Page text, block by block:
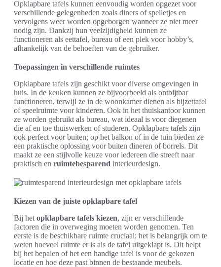
Opklapbare tafels kunnen eenvoudig worden opgezet voor
verschillende gelegenheden zoals diners of spelletjes en
vervolgens weer worden opgeborgen wanneer ze niet meer
nodig zijn. Dankzij hun veelzijdigheid kunnen ze
functioneren als eettafel, bureau of een plek voor hobby’s,
afhankelijk van de behoeften van de gebruiker.
Toepassingen in verschillende ruimtes
Opklapbare tafels zijn geschikt voor diverse omgevingen in
huis. In de keuken kunnen ze bijvoorbeeld als ontbijtbar
functioneren, terwijl ze in de woonkamer dienen als bijzettafel
of speelruimte voor kinderen. Ook in het thuiskantoor kunnen
ze worden gebruikt als bureau, wat ideaal is voor diegenen
die af en toe thuiswerken of studeren. Opklapbare tafels zijn
ook perfect voor buiten; op het balkon of in de tuin bieden ze
een praktische oplossing voor buiten dineren of borrels. Dit
maakt ze een stijlvolle keuze voor iedereen die streeft naar
praktisch en ruimtebesparend interieurdesign.
Kiezen van de juiste opklapbare tafel
Bij het opklapbare tafels kiezen, zijn er verschillende
factoren die in overweging moeten worden genomen. Ten
eerste is de beschikbare ruimte cruciaal; het is belangrijk om te
weten hoeveel ruimte er is als de tafel uitgeklapt is. Dit helpt
bij het bepalen of het een handige tafel is voor de gekozen
locatie en hoe deze past binnen de bestaande meubels.